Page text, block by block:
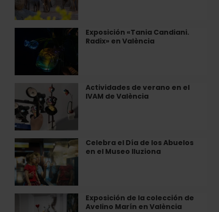
BIOPARC
València
Exposición «Tania Candiani.
Radix» en València
«Tania
Candiani.
en
Actividades de verano en el
IVAM de València
Actividades
de
verano
en
el
IVAM
de
València
Celebra el Día de los Abuelos
en el Museo Iluziona
Celebra
el
Día
de
los
Abuelos
Exposición de la colección de
Avelino Marín en València